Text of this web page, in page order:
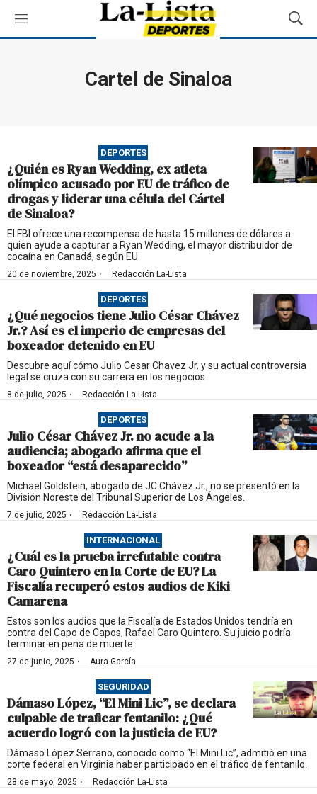
M
e
M
o
ú
s
q
u
Cartel de Sinaloa
DEPORTES
¿Quién es Ryan Wedding, ex atleta
olímpico acusado por EU de tráfico de
drogas y liderar una célula del Cártel
de Sinaloa?
El FBI ofrece una recompensa de hasta 15 millones de dólares a
quien ayude a capturar a Ryan Wedding, el mayor distribuidor de
cocaína en Canadá, según EU
20 de noviembre, 2025 · Redacción La-Lista
DEPORTES
¿Qué negocios tiene Julio César Chávez
Jr.? Así es el imperio de empresas del
boxeador detenido en EU
Descubre aquí cómo Julio Cesar Chavez Jr. y su actual controversia
legal se cruza con su carrera en los negocios
8 de julio, 2025 · Redacción La-Lista
DEPORTES
Julio César Chávez Jr. no acude a la
audiencia; abogado afirma que el
boxeador “está desaparecido”
Michael Goldstein, abogado de JC Chávez Jr., no se presentó en la
División Noreste del Tribunal Superior de Los Ángeles.
7 de julio, 2025 · Redacción La-Lista
INTERNACIONAL
¿Cuál es la prueba irrefutable contra
Caro Quintero en la Corte de EU? La
Fiscalía recuperó estos audios de Kiki
Camarena
Estos son los audios que la Fiscalía de Estados Unidos tendría en
contra del Capo de Capos, Rafael Caro Quintero. Su juicio podría
terminar en pena de muerte.
27 de junio, 2025 · Aura García
SEGURIDAD
Dámaso López, “El Mini Lic”, se declara
culpable de traficar fentanilo: ¿Qué
acuerdo logró con la justicia de EU?
Dámaso López Serrano, conocido como “El Mini Lic”, admitió en una
corte federal en Virginia haber participado en el tráfico de fentanilo.
28 de mayo, 2025 · Redacción La-Lista